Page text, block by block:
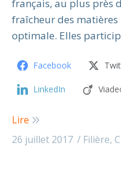
français, au plus près
fraîcheur des
optimale. Elles
Facebook
LinkedIn
Lire
26 juillet 2017
Filière,